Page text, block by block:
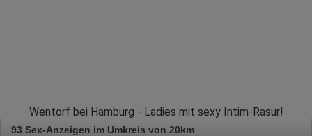
Wentorf bei Hamburg - Ladies mit sexy Intim-Rasur!
93 Sex-Anzeigen im Umkreis von 20km